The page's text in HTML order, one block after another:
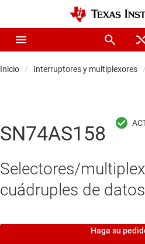
Inicio Interruptores y multiplexores
SN74AS158
Selectores/
cuádruples de
Haga su